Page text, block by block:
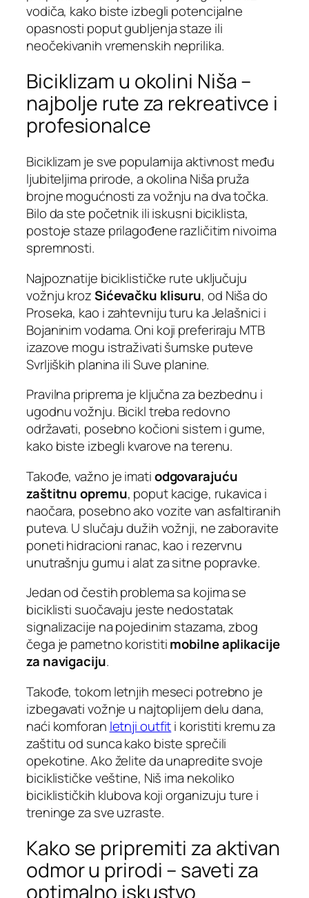
vodiča, kako biste izbegli potencijalne
opasnosti poput gubljenja staze ili
neočekivanih vremenskih neprilika.
Biciklizam u okolini Niša –
najbolje rute za rekreativce i
profesionalce
Biciklizam je sve popularnija aktivnost među
ljubiteljima prirode, a okolina Niša pruža
brojne mogućnosti za vožnju na dva točka.
Bilo da ste početnik ili iskusni biciklista,
postoje staze prilagođene različitim nivoima
spremnosti.
Najpoznatije biciklističke rute uključuju
vožnju krozSićevačku klisuru, od Niša do
Proseka, kao i zahtevniju turu ka Jelašnici i
Bojaninim vodama. Oni koji preferiraju MTB
izazove mogu istraživati šumske puteve
Svrljiških planina ili Suve planine.
Pravilna priprema je ključna za bezbednu i
ugodnu vožnju. Bicikl treba redovno
održavati, posebno kočioni sistem i gume,
kako biste izbegli kvarove na terenu.
Takođe, važno je imatiodgovarajuću
zaštitnu opremu, poput kacige, rukavica i
naočara, posebno ako vozite van asfaltiranih
puteva. U slučaju dužih vožnji, ne zaboravite
poneti hidracioni ranac, kao i rezervnu
unutrašnju gumu i alat za sitne popravke.
Jedan od čestih problema sa kojima se
biciklisti suočavaju jeste nedostatak
signalizacije na pojedinim stazama, zbog
čega je pametno koristitimobilne aplikacije
za navigaciju.
Takođe, tokom letnjih meseci potrebno je
izbegavati vožnje u najtoplijem delu dana,
naći komforan letnji outfiti koristiti kremu za
zaštitu od sunca kako biste sprečili
opekotine. Ako želite da unapredite svoje
biciklističke veštine, Niš ima nekoliko
biciklističkih klubova koji organizuju ture i
treninge za sve uzraste.
Kako se pripremiti za aktivan
odmor u prirodi – saveti za
optimalno iskustvo